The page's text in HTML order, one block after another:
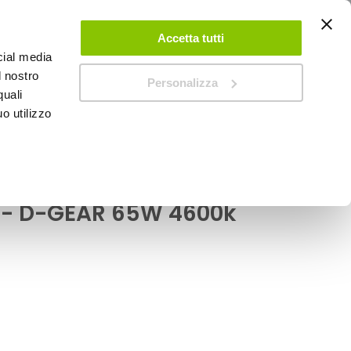
media
nostro
utilizzo
Accetta tutti
Personalizza
ACCEDI CREA UN ACCOUNT CONTATTACI
D-GEAR 65W 4600k